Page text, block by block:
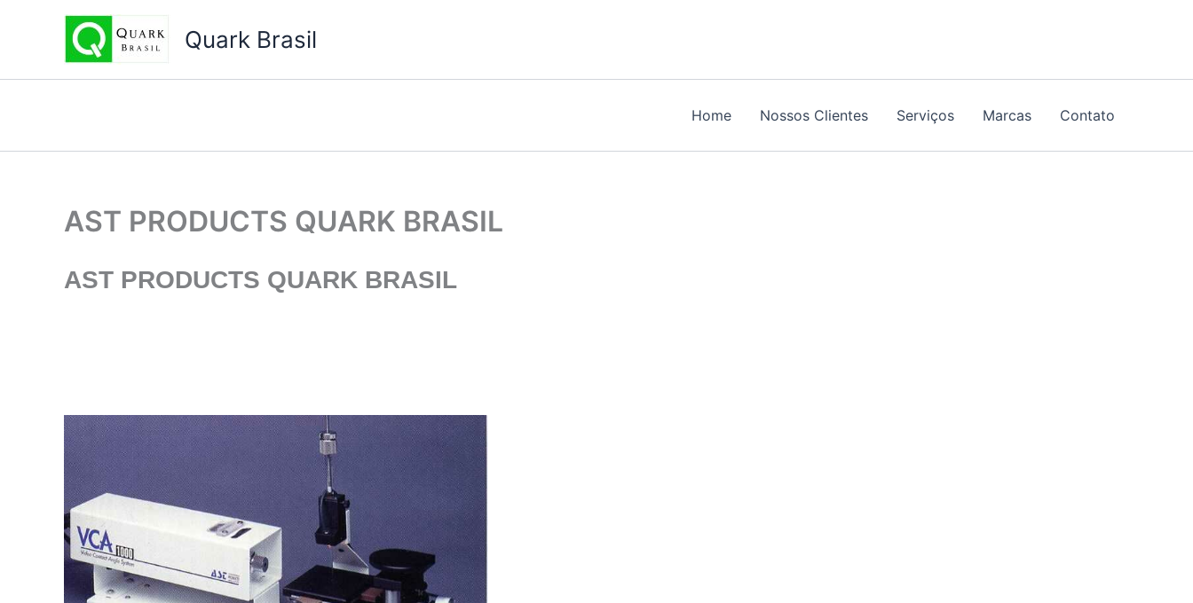
conteúdo
Quark Brasil
Home Nossos Clientes Serviços Marcas Contato
AST PRODUCTS QUARK BRASIL
AST PRODUCTS QUARK BRASIL